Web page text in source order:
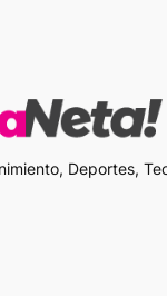
Deportes,